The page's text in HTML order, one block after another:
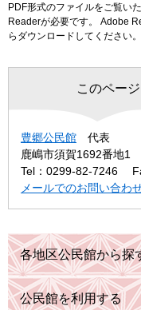
PDF形式のファイルをご覧い
Readerが必要です。
Adobe
らダウンロードしてください。
このペー
豊郷公民館
代表
鹿嶋市須賀1692番地1
Tel：0299-82-7246
メールでのお問い合わ
各地区公民館から探
公民館を利用する